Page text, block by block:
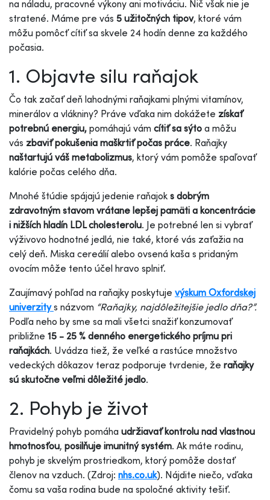
na náladu, pracovné výkony ani motiváciu. Nič však nie je
stratené. Máme pre vás 5 užitočných tipov, ktoré vám
môžu pomôcť cítiť sa skvele 24 hodín denne za každého
počasia.
1. Objavte silu raňajok
Čo tak začať deň lahodnými raňajkami plnými vitamínov,
minerálov a vlákniny? Práve vďaka nim dokážete získať
potrebnú energiu, pomáhajú vám cítiť sa sýto a môžu
vás zbaviť pokušenia maškrtiť počas práce. Raňajky
naštartujú váš metabolizmus, ktorý vám pomôže spaľovať
kalórie počas celého dňa.
Mnohé štúdie spájajú jedenie raňajok s dobrým
zdravotným stavom vrátane lepšej pamäti a koncentrácie
i nižších hladín LDL cholesterolu. Je potrebné len si vybrať
výživovo hodnotné jedlá, nie také, ktoré vás zaťažia na
celý deň. Miska cereálií alebo ovsená kaša s pridaným
ovocím môže tento účel hravo splniť.
Zaujímavý pohľad na raňajky poskytuje výskum Oxfordskej
univerzitys názvom “Raňajky, najdôležitejšie jedlo dňa?”.
Podľa neho by sme sa mali všetci snažiť konzumovať
približne 15 - 25 % denného energetického príjmu pri
raňajkách. Uvádza tiež, že veľké a rastúce množstvo
vedeckých dôkazov teraz podporuje tvrdenie, že raňajky
sú skutočne veľmi dôležité jedlo.
2. Pohyb je život
Pravidelný pohyb pomáha udržiavať kontrolu nad vlastnou
hmotnosťou, posilňuje imunitný systém. Ak máte rodinu,
pohyb je skvelým prostriedkom, ktorý pomôže dostať
členov na vzduch. (Zdroj: nhs.co.uk). Nájdite niečo, vďaka
čomu sa vaša rodina bude na spoločné aktivity tešiť.